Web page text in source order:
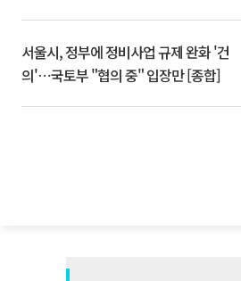
서울시, 정부에 정비사업 규제 완화 '건
의'⋯국토부 "협의 중" 입장만 [종합]